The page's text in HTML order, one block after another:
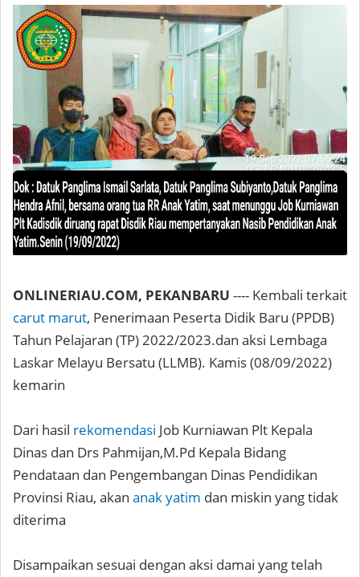
ONLINERIAU.COM, PEKANBARU ---- Kembali terkait
carut marut, Penerimaan Peserta Didik Baru (PPDB)
Tahun Pelajaran (TP) 2022/2023.dan aksi Lembaga
Laskar Melayu Bersatu (LLMB). Kamis (08/09/2022)
kemarin
Dari hasil rekomendasi Job Kurniawan Plt Kepala
Dinas dan Drs Pahmijan,M.Pd Kepala Bidang
Pendataan dan Pengembangan Dinas Pendidikan
Provinsi Riau, akan anak yatim dan miskin yang tidak
diterima
Disampaikan sesuai dengan aksi damai yang telah